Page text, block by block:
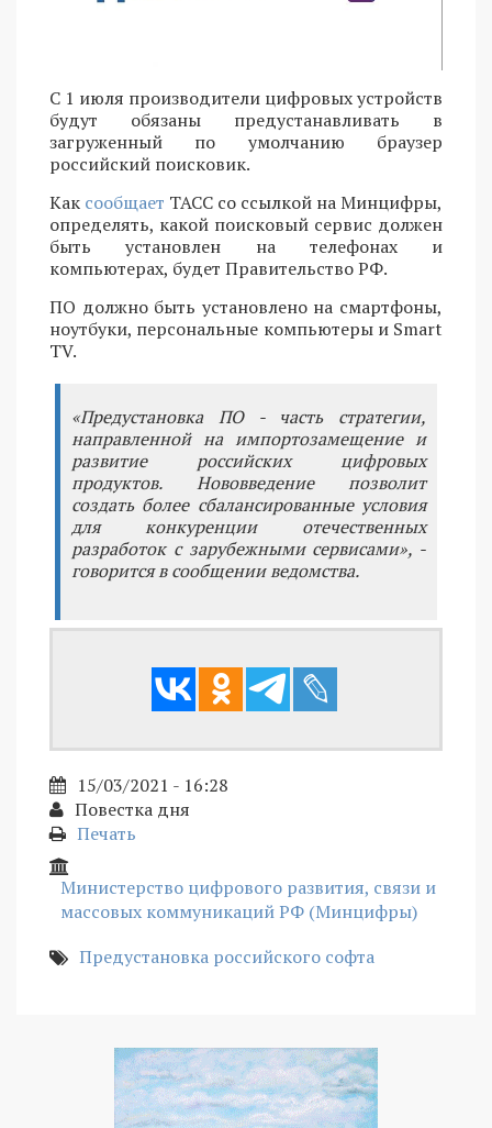
С 1 июля производители цифровых устройств
будут обязаны предустанавливать в
загруженный по умолчанию браузер
российский поисковик.
Как сообщает ТАСС со ссылкой на Минцифры,
определять, какой поисковый сервис должен
быть установлен на телефонах и
компьютерах, будет Правительство РФ.
ПО должно быть установлено на смартфоны,
ноутбуки, персональные компьютеры и Smart
TV.
«Предустановка ПО - часть стратегии,
направленной на импортозамещение и
развитие российских цифровых
продуктов. Нововведение позволит
создать более сбалансированные условия
для конкуренции отечественных
разработок с зарубежными сервисами», -
говорится в сообщении ведомства.
15/03/2021 - 16:28
Повестка дня
Печать
Министерство цифрового развития, связи и
массовых коммуникаций РФ (Минцифры)
Предустановка российского софта